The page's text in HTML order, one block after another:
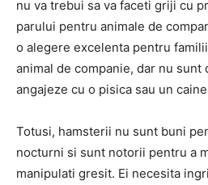
nu va trebui sa va faceti griji cu
parului pentru animale de
o alegere excelenta pentru
animal de companie, dar nu
angajeze cu o pisica sau un
Totusi, hamsterii nu sunt buni
nocturni si sunt notorii pentru a
manipulati gresit. Ei necesita